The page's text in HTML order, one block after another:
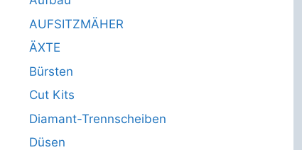
AUFSITZMÄHER
ÄXTE
Bürsten
Cut Kits
Diamant-Trennscheiben
Düsen